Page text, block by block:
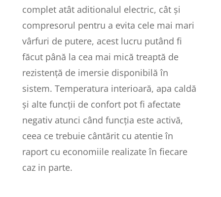
complet atât aditionalul electric, cât și
compresorul pentru a evita cele mai mari
vârfuri de putere, acest lucru putând fi
făcut până la cea mai mică treaptă de
rezistență de imersie disponibilă în
sistem. Temperatura interioară, apa caldă
și alte funcții de confort pot fi afectate
negativ atunci când funcția este activă,
ceea ce trebuie cântărit cu atentie în
raport cu economiile realizate în fiecare
caz in parte.